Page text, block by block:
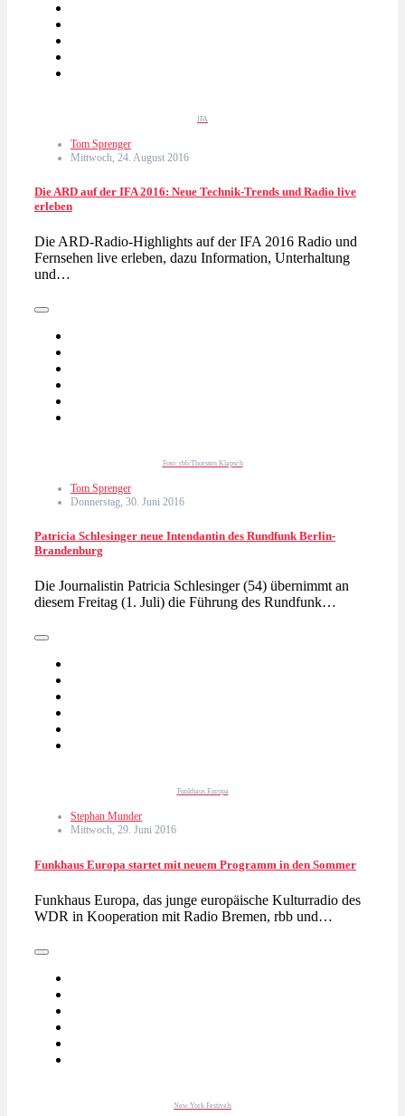
IFA
Tom Sprenger
Mittwoch, 24. August 2016
Die ARD auf der IFA 2016: Neue Technik-Trends und Radio live
erleben
Die ARD-Radio-Highlights auf der IFA 2016 Radio und
Fernsehen live erleben, dazu Information, Unterhaltung
und…
Foto: rbb/Thorsten Klapsch
Tom Sprenger
Donnerstag, 30. Juni 2016
Patricia Schlesinger neue Intendantin des Rundfunk Berlin-
Brandenburg
Die Journalistin Patricia Schlesinger (54) übernimmt an
diesem Freitag (1. Juli) die Führung des Rundfunk…
Funkhaus Europa
Stephan Munder
Mittwoch, 29. Juni 2016
Funkhaus Europa startet mit neuem Programm in den Sommer
Funkhaus Europa, das junge europäische Kulturradio des
WDR in Kooperation mit Radio Bremen, rbb und…
New York Festivals